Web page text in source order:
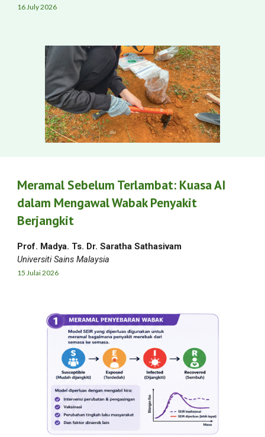
16July2026
Meramal Sebelum Terlambat: Kuasa AI
dalam Mengawal Wabak Penyakit
Berjangkit
Prof. Madya. Ts. Dr. Saratha Sathasivam
Universiti Sains Malaysia
15 Julai2026